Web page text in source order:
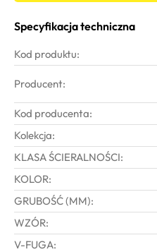
Kod produktu:
Producent:
Kod producenta:
Kolekcja:
KLASA ŚCIERALNOŚCI:
KOLOR:
GRUBOŚĆ (MM):
WZÓR:
V-FUGA: